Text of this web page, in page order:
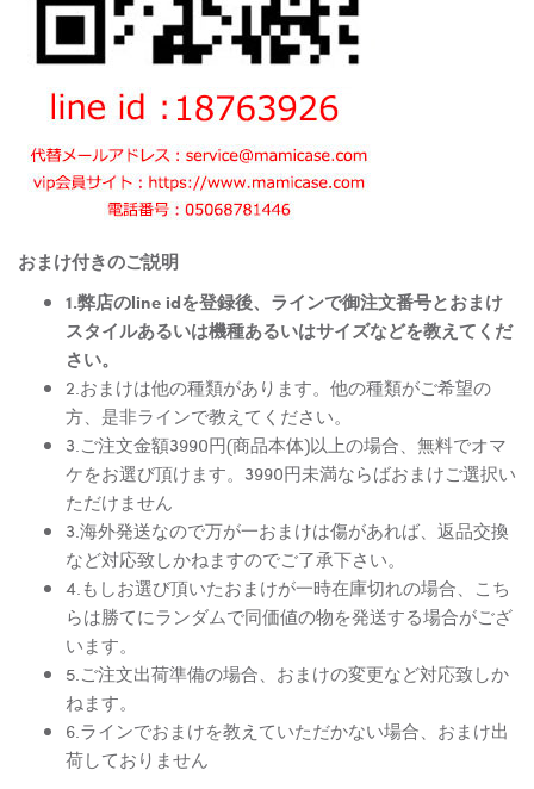
おまけ付きのご説明
1.弊店のline idを登録後、ラインで御注文番号とおまけ
スタイルあるいは機種あるいはサイズなどを教えてくだ
さい。
2.おまけは他の種類があります。他の種類がご希望の
方、是非ラインで教えてください。
3.ご注文金額3990円(商品本体)以上の場合、無料でオマ
ケをお選び頂けます。3990円未満ならばおまけご選択い
ただけません
3.海外発送なので万が一おまけは傷があれば、返品交換
など対応致しかねますのでご了承下さい。
4.もしお選び頂いたおまけが一時在庫切れの場合、こち
らは勝てにランダムで同価値の物を発送する場合がござ
います。
5.ご注文出荷準備の場合、おまけの変更など対応致しか
ねます。
6.ラインでおまけを教えていただかない場合、おまけ出
荷しておりません